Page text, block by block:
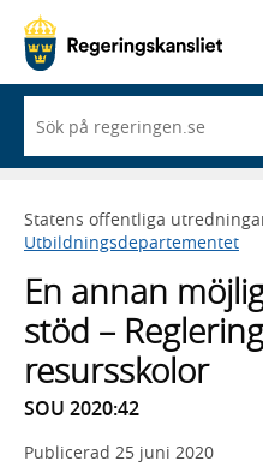
du
börjar
skriva
framträder
en
med
sökförslag
Statens offentliga
Utbildningsdepartementet
En annan
stöd –
resursskolor
SOU 2020:42
Publicerad 25 juni 2020